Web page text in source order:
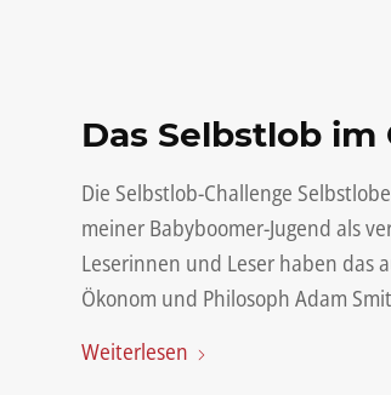
Das Selbstlob im
Die Selbstlob-Challenge
meiner Babyboomer-Jugend als
Leserinnen und Leser haben das
Ökonom und Philosoph Adam
Weiterlesen